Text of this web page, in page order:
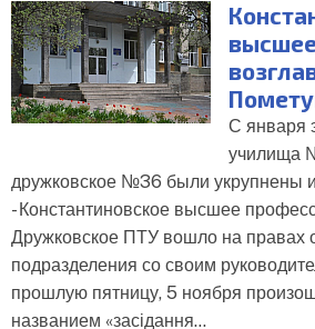
С января
училища
дружковское №36 были укрупнены
- Константиновское высшее
Дружковское ПТУ вошло на правах
подразделения со своим
прошлую пятницу, 5 ноября
названием «засідання…